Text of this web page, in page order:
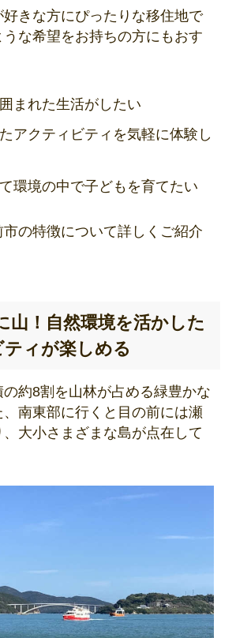
きな方にぴったりな移住地で
な希望をお持ちの方にもおす
まれた生活がしたい
アクティビティを気軽に体験し
環境の中で子どもを育てたい
の特徴について詳しくご紹介
山！自然環境を活かした
ィが楽しめる
約8割を山林が占める緑豊かな
、南東部に行くと目の前には瀬
、大小さまざまな島が点在して